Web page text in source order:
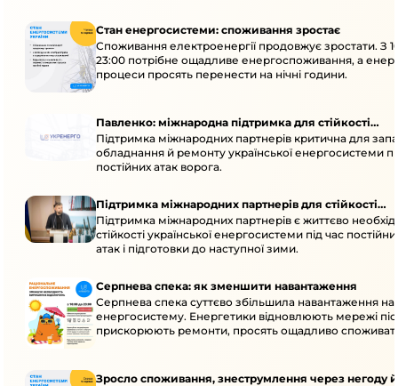
Стан енергосистеми: споживання зростає
Споживання електроенергії продовжує зростати. З
23:00 потрібне ощадливе енергоспоживання, а
процеси просять перенести на нічні години.
Павленко: міжнародна підтримка для стійкості
енергосистеми
Підтримка міжнародних партнерів критична для
обладнання й ремонту української енергосистеми
постійних атак ворога.
Підтримка міжнародних партнерів для стійкості
енергосистеми
Підтримка міжнародних партнерів є життєво
стійкості української енергосистеми під час
атак і підготовки до наступної зими.
Серпнева спека: як зменшити навантаження
Серпнева спека суттєво збільшила навантаження на
енергосистему. Енергетики відновлюють мережі
прискорюють ремонти, просять ощадливо
Зросло споживання, знеструмлення через негоду